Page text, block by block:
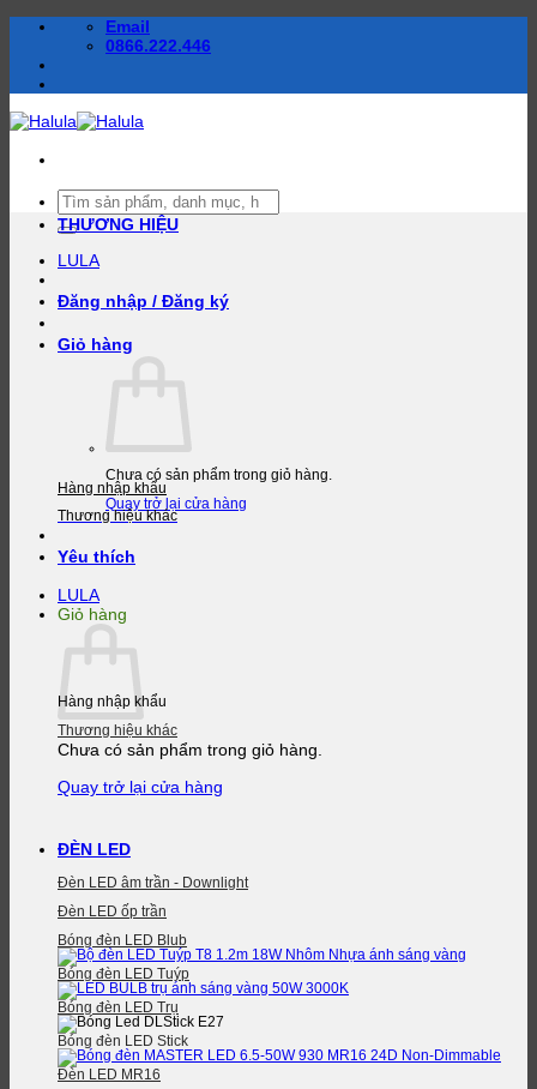
dung
Email
0866.222.446
Tìm
kiếm:
LULA
Đăng nhập / Đăng ký
Giỏ hàng
Chưa có sản phẩm trong giỏ hàng.
Quay trở lại cửa hàng
Yêu thích
LULA
Giỏ hàng
Chưa có sản phẩm trong giỏ hàng.
Quay trở lại cửa hàng
THƯƠNG HIỆU
Hàng nhập khẩu
Thương hiệu khác
Hàng nhập khẩu
Thương hiệu khác
ĐÈN LED
Đèn LED âm trần - Downlight
Đèn LED ốp trần
Bóng đèn LED Blub
Bóng đèn LED Tuýp
Bóng đèn LED Trụ
Bóng đèn LED Stick
Đèn LED MR16